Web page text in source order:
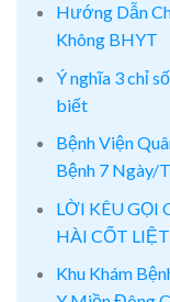
Hướng Dẫn
Không BHYT
Ý nghĩa 3 chỉ
biết
Bệnh Viện
Bệnh 7 Ngày/
LỜI KÊU GỌI
HÀI CỐT LIỆT
Khu Khám